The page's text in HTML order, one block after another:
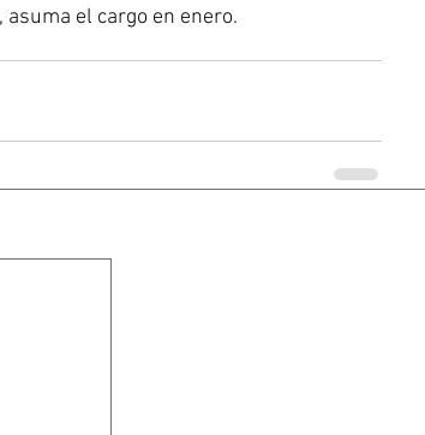
el cargo en enero.